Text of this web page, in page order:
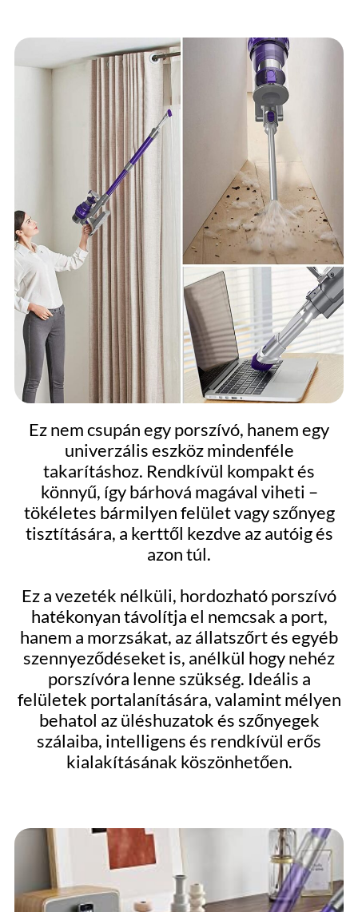
Ez nem csupán egy porszívó, hanem egy
univerzális eszköz mindenféle
takarításhoz. Rendkívül kompakt és
könnyű, így bárhová magával viheti –
tökéletes bármilyen felület vagy szőnyeg
tisztítására, a kerttől kezdve az autóig és
azon túl.
Ez a vezeték nélküli, hordozható porszívó
hatékonyan távolítja el nemcsak a port,
hanem a morzsákat, az állatszőrt és egyéb
szennyeződéseket is, anélkül hogy nehéz
porszívóra lenne szükség. Ideális a
felületek portalanítására, valamint mélyen
behatol az üléshuzatok és szőnyegek
szálaiba, intelligens és rendkívül erős
kialakításának köszönhetően.